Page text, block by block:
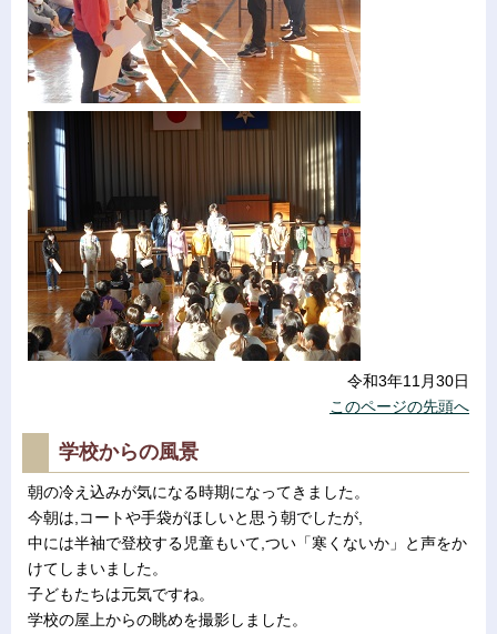
令和3年11月30日
このページの先頭へ
学校からの風景
朝の冷え込みが気になる時期になってきました。
今朝は,コートや手袋がほしいと思う朝でしたが,
中には半袖で登校する児童もいて,つい「寒くないか」と声をか
けてしまいました。
子どもたちは元気ですね。
学校の屋上からの眺めを撮影しました。